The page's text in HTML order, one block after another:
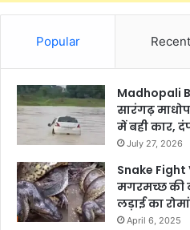
Popular Recent
Madhopali
सारंगढ़
में बही कार,
July 27, 2026
Snake Fight
मगरमच्छ की
लड़ाई का
April 6, 2025